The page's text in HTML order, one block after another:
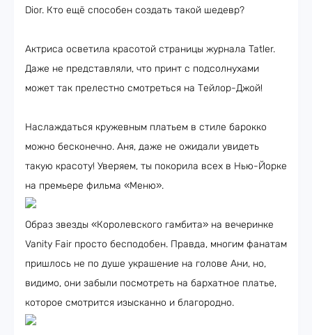
Dior. Кто ещё способен создать такой шедевр?
Актриса осветила красотой страницы журнала Tatler.
Даже не представляли, что принт с подсолнухами
может так прелестно смотреться на Тейлор-Джой!
Наслаждаться кружевным платьем в стиле барокко
можно бесконечно. Аня, даже не ожидали увидеть
такую красоту! Уверяем, ты покорила всех в Нью-Йорке
на премьере фильма «Меню».
Образ звезды «Королевского гамбита» на вечеринке
Vanity Fair просто бесподобен. Правда, многим фанатам
пришлось не по душе украшение на голове Ани, но,
видимо, они забыли посмотреть на бархатное платье,
которое смотрится изысканно и благородно.